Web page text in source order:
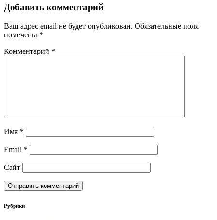
Добавить комментарий
Ваш адрес email не будет опубликован. Обязательные поля
помечены *
Комментарий *
Имя *
Email *
Сайт
Рубрики